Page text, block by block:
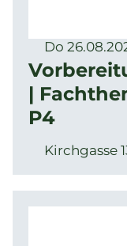
Do
|
P4
Kirchgasse